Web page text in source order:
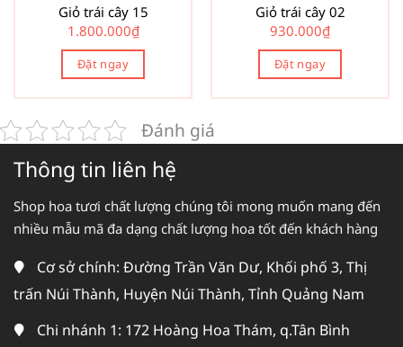
Giỏ trái cây 15
1.800.000₫
Đặt ngay
Giỏ trái cây 02
930.000₫
Đặt ngay
Đánh giá
Thông tin liên hệ
Shop hoa tươi chất lượng chúng tôi mong muốn mang đến
nhiều mẫu mã đa dạng chất lượng hoa tốt đến khách hàng
Cơ sở chính: Đường Trần Văn Dư, Khối phố 3, Thị
trấn Núi Thành, Huyện Núi Thành, Tỉnh Quảng Nam
Chi nhánh 1: 172 Hoàng Hoa Thám, q.Tân Bình